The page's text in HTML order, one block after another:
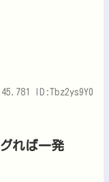
ID:Tbz2ys9Y0
れば一発